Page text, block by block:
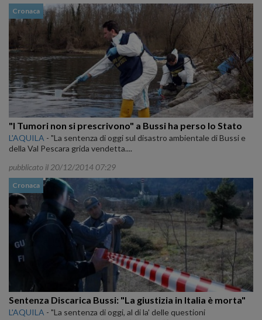
Cronaca
"I Tumori non si prescrivono" a Bussi ha perso lo Stato
L'AQUILA - "La sentenza di oggi sul disastro ambientale di Bussi e
della Val Pescara grida vendetta....
pubblicato il 20/12/2014 07:29
Cronaca
Sentenza Discarica Bussi: "La giustizia in Italia è morta"
L'AQUILA - "La sentenza di oggi, al di la' delle questioni